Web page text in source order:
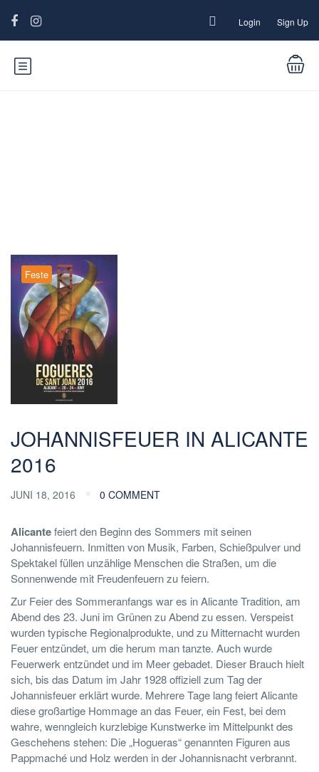
Login Sign Up
Feste
JOHANNISFEUER IN ALICANTE
2016
JUNI 18, 2016 0 COMMENT
Alicantefeiert den Beginn des Sommers mit seinen
Johannisfeuern. Inmitten von Musik, Farben, Schießpulver und
Spektakel füllen unzählige Menschen die Straßen, um die
Sonnenwende mit Freudenfeuern zu feiern.
Zur Feier des Sommeranfangs war es in Alicante Tradition, am
Abend des 23. Juni im Grünen zu Abend zu essen. Verspeist
wurden typische Regionalprodukte, und zu Mitternacht wurden
Feuer entzündet, um die herum man tanzte. Auch wurde
Feuerwerk entzündet und im Meer gebadet. Dieser Brauch hielt
sich, bis das Datum im Jahr 1928 offiziell zum Tag der
Johannisfeuer erklärt wurde. Mehrere Tage lang feiert Alicante
diese großartige Hommage an das Feuer, ein Fest, bei dem
wahre, wenngleich kurzlebige Kunstwerke im Mittelpunkt des
Geschehens stehen: Die „Hogueras“ genannten Figuren aus
Pappmaché und Holz werden in der Johannisnacht verbrannt.